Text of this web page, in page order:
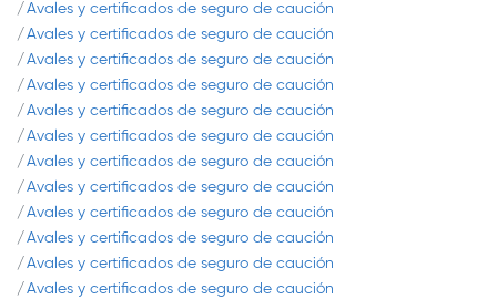
Avales y certificados de seguro de caución
Avales y certificados de seguro de caución
Avales y certificados de seguro de caución
Avales y certificados de seguro de caución
Avales y certificados de seguro de caución
Avales y certificados de seguro de caución
Avales y certificados de seguro de caución
Avales y certificados de seguro de caución
Avales y certificados de seguro de caución
Avales y certificados de seguro de caución
Avales y certificados de seguro de caución
Avales y certificados de seguro de caución